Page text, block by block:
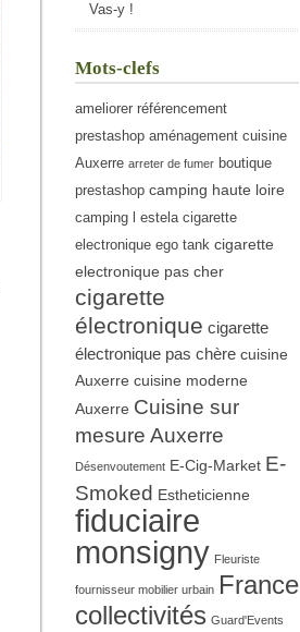
Vas-y !
Mots-clefs
ameliorer référencement
prestashop aménagement cuisine
Auxerre arreter de fumer boutique
prestashop camping haute loire
camping l estela cigarette
electronique ego tank cigarette
electronique pas cher
cigarette
électronique cigarette
électronique pas chère cuisine
Auxerre cuisine moderne
Auxerre Cuisine sur
mesure Auxerre
Désenvoutement E-Cig-Market E-
Smoked Estheticienne
fiduciaire
monsigny Fleuriste
fournisseur mobilier urbain France
collectivités Guard'Events